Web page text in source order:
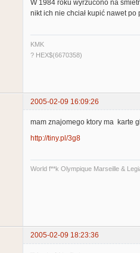
W 1984 roku wyrzucono na
nikt ich nie chciał kupić nawet
KMK
? HEX$(6670358)
2005-02-09 16:09:26
mam znajomego ktory ma karte
http://tiny.pl/3g8
World f**k Olympique Marseille &
2005-02-09 18:23:36